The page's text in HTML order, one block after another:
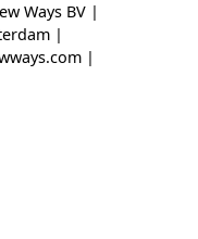
Ways BV |
|
|